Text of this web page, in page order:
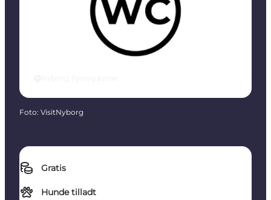
Gratis
Hunde tilladt
Foto: VisitNyborg